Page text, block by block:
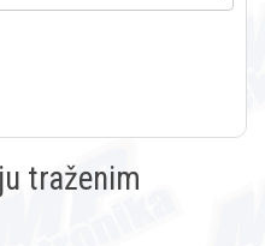
traženim